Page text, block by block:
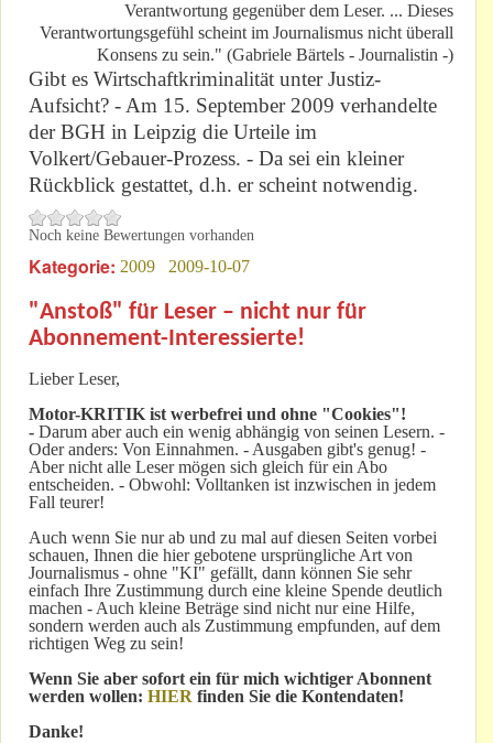
Verantwortung gegenüber dem Leser. ... Dieses
Verantwortungsgefühl scheint im Journalismus nicht überall
Konsens zu sein." (Gabriele Bärtels - Journalistin -)
Gibt es Wirtschaftkriminalität unter Justiz-
Aufsicht? - Am 15. September 2009 verhandelte
der BGH in Leipzig die Urteile im
Volkert/Gebauer-Prozess. - Da sei ein kleiner
Rückblick gestattet, d.h. er scheint notwendig.
Noch keine Bewertungen vorhanden
Kategorie: 2009 2009-10-07
"Anstoß" für Leser – nicht nur für
Abonnement-Interessierte!
Lieber Leser,
Motor-KRITIK ist werbefrei und ohne "Cookies"!
- Darum aber auch ein wenig abhängig von seinen Lesern. -
Oder anders: Von Einnahmen. - Ausgaben gibt's genug! -
Aber nicht alle Leser mögen sich gleich für ein Abo
entscheiden. - Obwohl: Volltanken ist inzwischen in jedem
Fall teurer!
Auch wenn Sie nur ab und zu mal auf diesen Seiten vorbei
schauen, Ihnen die hier gebotene ursprüngliche Art von
Journalismus - ohne "KI" gefällt, dann können Sie sehr
einfach Ihre Zustimmung durch eine kleine Spende deutlich
machen - Auch kleine Beträge sind nicht nur eine Hilfe,
sondern werden auch als Zustimmung empfunden, auf dem
richtigen Weg zu sein!
Wenn Sie aber sofort ein für mich wichtiger Abonnent
werden wollen: HIER finden Sie die Kontendaten!
Danke!